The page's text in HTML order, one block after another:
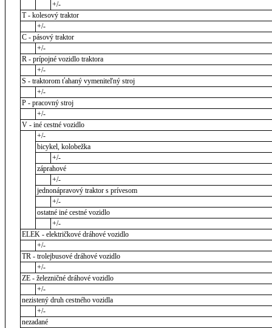
+/-
T - kolesový traktor
+/-
C - pásový traktor
+/-
R - prípojné vozidlo traktora
+/-
S - traktorom ťahaný vymeniteľný stroj
+/-
P - pracovný stroj
+/-
V - iné cestné vozidlo
+/-
bicykel, kolobežka
+/-
záprahové
+/-
jednonápravový traktor s prívesom
+/-
ostatné iné cestné vozidlo
+/-
ELEK - električkové dráhové vozidlo
+/-
TR - trolejbusové dráhové vozidlo
+/-
ZE - železničné dráhové vozidlo
+/-
nezistený druh cestného vozidla
+/-
nezadané